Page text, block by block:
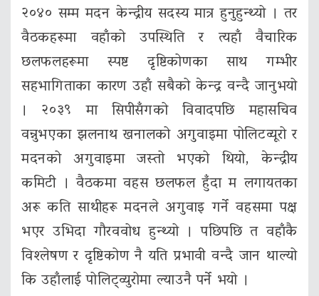
२०४० सम्म मदन केन्द्रीय सदस्य मात्र हुनुहुन्थ्यो । तर
वैठकहरूमा वहाँको उपस्थिति र त्यहाँ वैचारिक
छलफलहरूमा स्पष्ट दृष्टिकोणका साथ गम्भीर
सहभागिताका कारण उहाँ सबैको केन्द्र वन्दै जानुभयो
। २०३९ मा सिपीसँगको विवादपछि महासचिव
वन्नुभएका झलनाथ खनालको अगुवाइमा पोलिटव्यूरो र
मदनको अगुवाइमा जस्तो भएको थियो, केन्द्रीय
कमिटी । वैठकमा वहस छलफल हुँदा म लगायतका
अरू कति साथीहरू मदनले अगुवाइ गर्ने वहसमा पक्ष
भएर उभिदा गौरववोध हुन्थ्यो । पछिपछि त वहाँकै
विश्लेषण र दृष्टिकोण नै यति प्रभावी वन्दै जान थाल्यो
कि उहाँलाई पोलिट्व्युरोमा ल्याउनै पर्ने भयो ।